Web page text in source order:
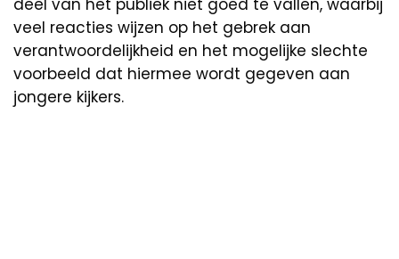
deel van het publiek niet goed te vallen, waarbij
veel reacties wijzen op het gebrek aan
verantwoordelijkheid en het mogelijke slechte
voorbeeld dat hiermee wordt gegeven aan
jongere kijkers.